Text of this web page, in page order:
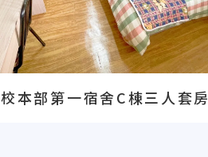
校本部第一宿舍C棟三人套房